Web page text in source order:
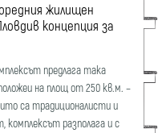
жилищен
концепция за
предлага така
на площ от 250 кв.м.–
са традиционалисти и
разполага и с